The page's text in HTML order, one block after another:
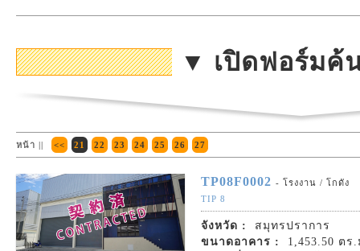
▼ เปิดฟอร์มค้
หน้า || << 21 22 23 24 25 26 27
TP08F0002 - โรงงาน / โกดัง
TIP 8
จังหวัด :
สมุทรปราการ
ขนาดอาคาร :
1,453.50 ตร